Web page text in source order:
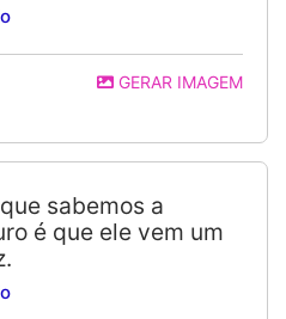
GERAR IMAGEM
sabemos a
é que ele vem um